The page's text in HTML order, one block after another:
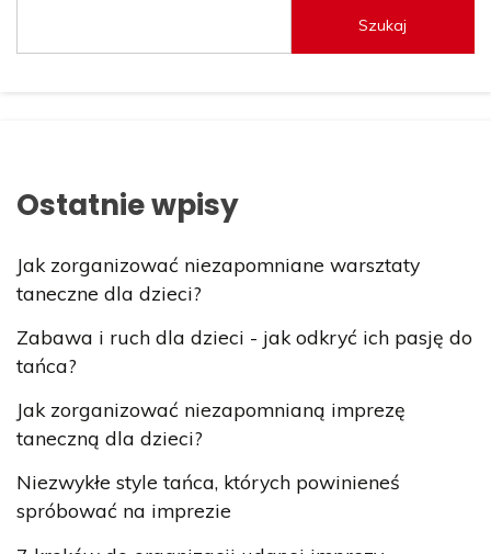
Szukaj
Ostatnie wpisy
Jak zorganizować niezapomniane warsztaty
taneczne dla dzieci?
Zabawa i ruch dla dzieci - jak odkryć ich pasję do
tańca?
Jak zorganizować niezapomnianą imprezę
taneczną dla dzieci?
Niezwykłe style tańca, których powinieneś
spróbować na imprezie